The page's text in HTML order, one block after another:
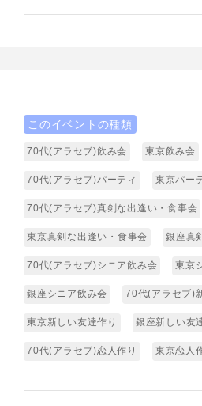
このイベントの種類
70代(アラセブ)飲み会 東京飲み会
70代(アラセブ)パーティ 東京パー
70代(アラセブ)真剣な出逢い・食事会
東京真剣な出逢い・食事会 銀座真
70代(アラセブ)シニア飲み会 東京
銀座シニア飲み会 70代(アラセブ)
東京新しい友達作り 銀座新しい友
70代(アラセブ)恋人作り 東京恋人